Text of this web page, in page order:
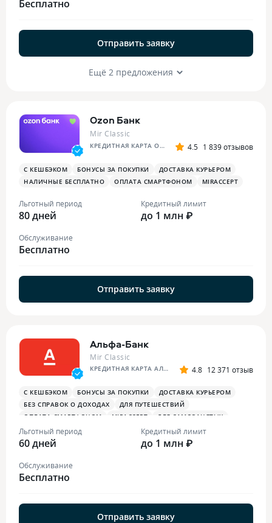
Бесплатно
Отправить заявку
Ещё 2 предложения
Ozon Банк
Mir Classic
КРЕДИТНАЯ КАРТА OZON 4.5 1 839 отзывов
С КЕШБЭКОМ БОНУСЫ ЗА ПОКУПКИ
ДОСТАВКА КУРЬЕРОМ
НАЛИЧНЫЕ БЕСПЛАТНО
ОПЛАТА СМАРТФОНОМ MIRACCEPT
Льготный период
80 дней
Кредитный лимит
до 1 млн ₽
Обслуживание
Бесплатно
Отправить заявку
Альфа-Банк
Mir Classic
КРЕДИТНАЯ КАРТА АЛЬФА-БАНКА 4.8 12 371 отзыв
С КЕШБЭКОМ БОНУСЫ ЗА ПОКУПКИ
ДОСТАВКА КУРЬЕРОМ
БЕЗ СПРАВОК О ДОХОДАХ
ДЛЯ ПУТЕШЕСТВИЙ
ОПЛАТА СМАРТФОНОМ
MIRACCEPT
ДЛЯ САМОЗАНЯТЫХ
ПЛАТЕЖНЫЙ СТИКЕР
Льготный период
60 дней
Кредитный лимит
до 1 млн ₽
Обслуживание
Бесплатно
Отправить заявку